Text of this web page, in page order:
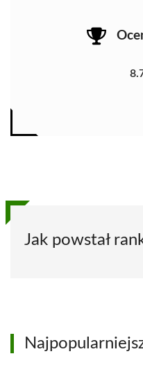
Jak powstał